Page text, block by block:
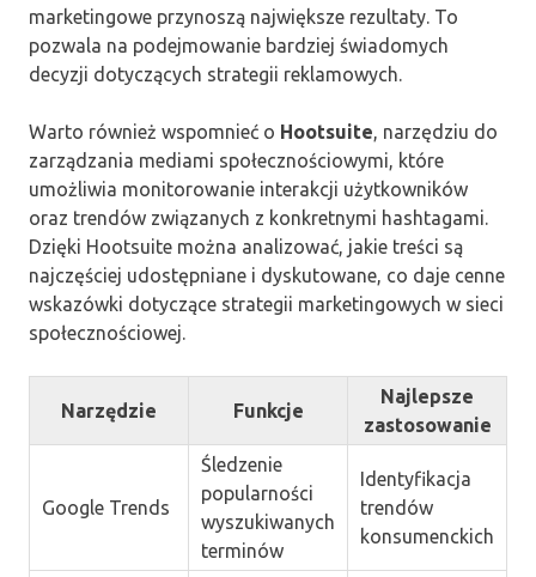
marketingowe przynoszą największe rezultaty. To
pozwala na podejmowanie bardziej świadomych
decyzji dotyczących strategii reklamowych.
Warto również wspomnieć o Hootsuite , narzędziu do
zarządzania mediami społecznościowymi, które
umożliwia monitorowanie interakcji użytkowników
oraz trendów związanych z konkretnymi hashtagami.
Dzięki Hootsuite można analizować, jakie treści są
najczęściej udostępniane i dyskutowane, co daje cenne
wskazówki dotyczące strategii marketingowych w sieci
społecznościowej.
Narzędzie Funkcje
Najlepsze
zastosowanie
Google Trends
Śledzenie
popularności
wyszukiwanych
terminów
Identyfikacja
trendów
konsumenckich